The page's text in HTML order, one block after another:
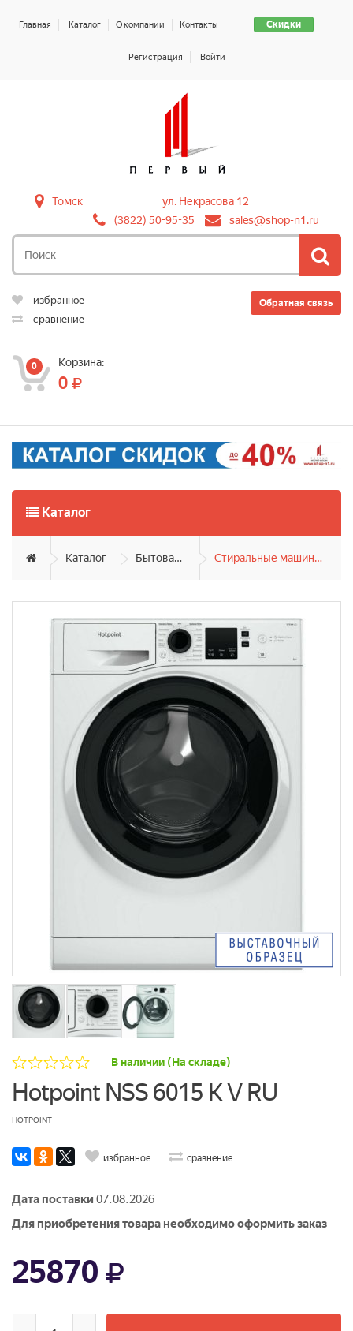
Скидки
Главная Каталог О компании Контакты
Регистрация Войти
Томск
ул. Некрасова 12
(3822) 50-95-35
sales@shop-n1.ru
Обратная связь
избранное
сравнение
0 Корзина:
0
Каталог
Каталог Бытовая техника Стиральные машины фронтальные
В наличии (На складе)
Hotpoint NSS 6015 K V RU
HOTPOINT
избранное сравнение
Дата поставки 07.08.2026
Для приобретения товара необходимо оформить заказ
25870